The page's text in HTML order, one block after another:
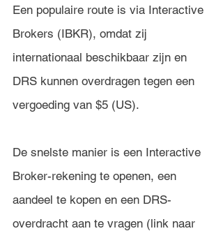
Een populaire route is via Interactive
Brokers (IBKR), omdat zij
internationaal beschikbaar zijn en
DRS kunnen overdragen tegen een
vergoeding van $5 (US).
De snelste manier is een Interactive
Broker-rekening te openen, een
aandeel te kopen en een DRS-
overdracht aan te vragen (link naar